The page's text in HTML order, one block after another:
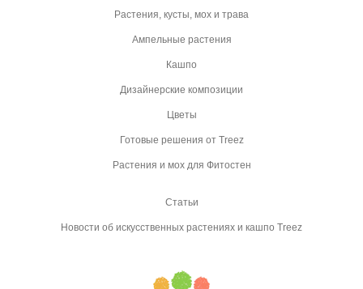
Растения, кусты, мох и трава
Ампельные растения
Кашпо
Дизайнерские композиции
Цветы
Готовые решения от Treez
Растения и мох для Фитостен
Статьи
Новости об искусственных растениях и кашпо Treez